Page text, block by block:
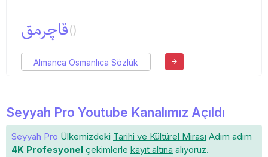
قاچرمق()
Almanca Osmanlıca Sözlük
Seyyah Pro Youtube Kanalımız Açıldı
Seyyah Pro Ülkemizdeki Tarihi ve Kültürel Mirası Adım adım
4K Profesyonel çekimlerle kayıt altına alıyoruz.